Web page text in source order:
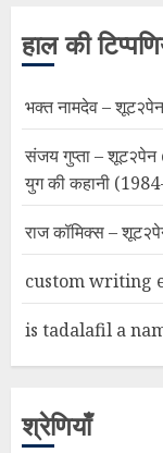
हाल की
भक्त नामदेव – शूट२पेन
संजय गुप्ता – शूट२पेन
युग की कहानी (1984-
राज कॉमिक्स –
custom writing
is tadalafil a
श्रेणियाँ